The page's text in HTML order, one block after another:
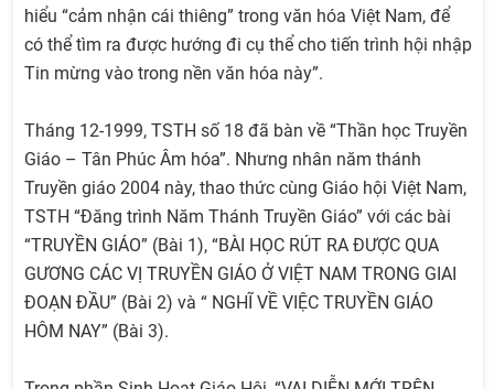
hiểu “cảm nhận cái thiêng” trong văn hóa Việt Nam, để
có thể tìm ra được hướng đi cụ thể cho tiến trình hội nhập
Tin mừng vào trong nền văn hóa này”.
Tháng 12-1999, TSTH số 18 đã bàn về “Thần học Truyền
Giáo – Tân Phúc Âm hóa”. Nhưng nhân năm thánh
Truyền giáo 2004 này, thao thức cùng Giáo hội Việt Nam,
TSTH “Đăng trình Năm Thánh Truyền Giáo” với các bài
“TRUYỀN GIÁO” (Bài 1), “BÀI HỌC RÚT RA ĐƯỢC QUA
GƯƠNG CÁC VỊ TRUYỀN GIÁO Ở VIỆT NAM TRONG GIAI
ĐOẠN ĐẦU” (Bài 2) và “ NGHĨ VỀ VIỆC TRUYỀN GIÁO
HÔM NAY” (Bài 3).